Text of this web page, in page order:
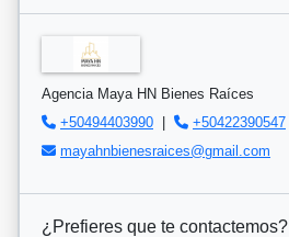
Agencia Maya HN Bienes Raíces
+50494403990 |
+50422390547
mayahnbienesraices@gmail.com
¿Prefieres que te contactemos?